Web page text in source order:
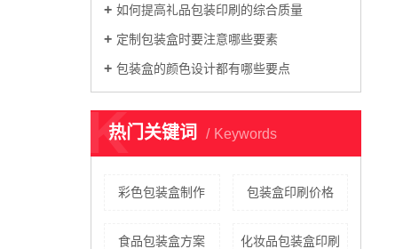
如何提高礼品包装印刷的综合质量
定制包装盒时要注意哪些要素
包装盒的颜色设计都有哪些要点
热门关键词 Keywords
K
彩色包装盒制作 包装盒印刷价格
食品包装盒方案 化妆品包装盒印刷